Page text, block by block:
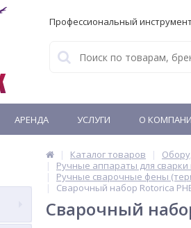
Профессиональный
АРЕНДА УСЛУГИ О
Каталог товаров
Ручные аппараты для сварки
Ручные сварочные фены
Сварочный набор Rotorica
Сварочный